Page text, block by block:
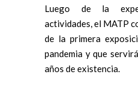
Luego de la
actividades, el MATP
de la primera
pandemia y que
años de existencia.